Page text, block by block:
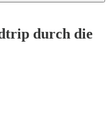
durch die